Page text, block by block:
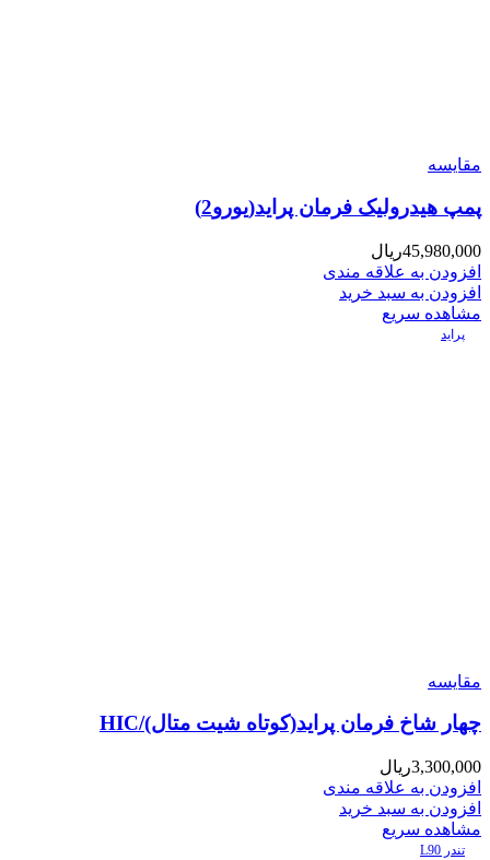
مقایسه
پمپ هیدرولیک فرمان پراید(یورو2)
45,980,000ریال
افزودن به علاقه مندی
افزودن به سبد خرید
مشاهده سریع
پراید
مقایسه
چهار شاخ فرمان پراید(کوتاه شیت متال)/HIC
3,300,000ریال
افزودن به علاقه مندی
افزودن به سبد خرید
مشاهده سریع
تندر L90